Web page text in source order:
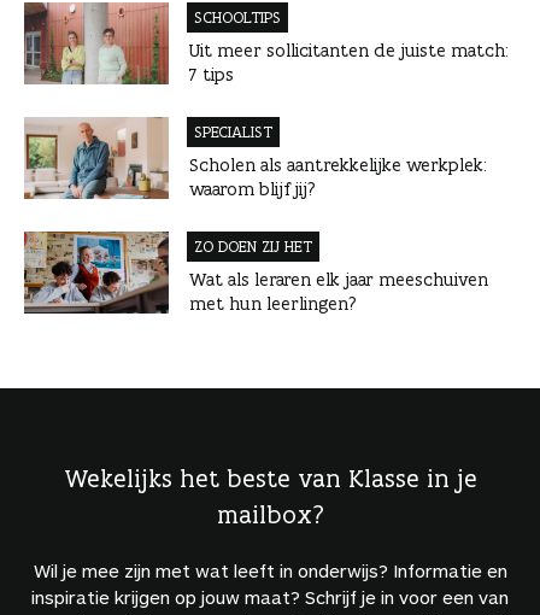
SCHOOLTIPS
Uit meer sollicitanten de juiste match:
7 tips
SPECIALIST
Scholen als aantrekkelijke werkplek:
waarom blijf jij?
ZO DOEN ZIJ HET
Wat als leraren elk jaar meeschuiven
met hun leerlingen?
Wekelijks het beste van Klasse in je
mailbox?
Wil je mee zijn met wat leeft in onderwijs? Informatie en
inspiratie krijgen op jouw maat? Schrijf je in voor een van